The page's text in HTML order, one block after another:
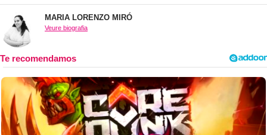
MARIA LORENZO MIRÓ
Veure biografia